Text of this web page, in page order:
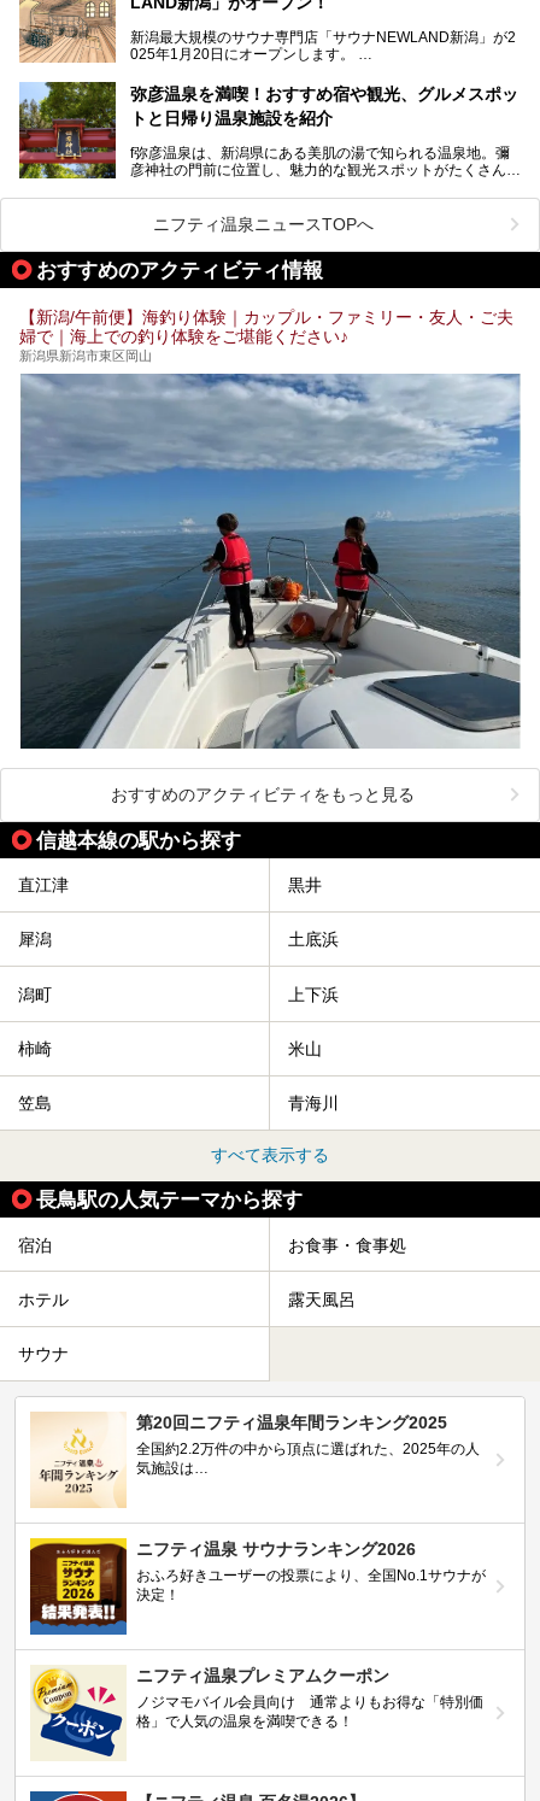
「音浴」とは果たしてどんな体験なのでしょう？とても気に
なお、宿泊した温泉は日帰り入浴もできる秘湯「越後田中温
泉 しなの荘」です。こちらについても詳しく紹介します。
提供元：一般社団法人 雪国観光舎【PR】
す。
新潟最大規模のサウナ専門店「サウナNEWLAND新潟」が2
025年1月20日にオープンします。
街に再び笑顔と賑わいを取り戻し、新たなランドマークとし
て地域活性化を目指します。
サウナ室のテーマは「海賊船」‥⁉ ユニークなサウナ室を
弥彦温泉を満喫！おすすめ宿や観光、グルメスポッ
トと日帰り温泉施設を紹介
f弥彦温泉は、新潟県にある美肌の湯で知られる温泉地。彌
彦神社の門前に位置し、魅力的な観光スポットがたくさんあ
この記事では、弥彦温泉の宿泊に最適なおすすめ宿や、日帰
り施設、グルメスポット、弥彦の自然を堪能できる観光スポ
ットをご紹介します。初めての弥彦温泉旅行を計画している
方に向けて、弥彦温泉の魅力を存分にお伝えしますので、ぜ
ひ参考にしてみてくださいね！
ニフティ温泉ニュースTOPへ
おすすめのアクティビティ情報
【新潟/午前便】海釣り体験｜カップル・ファミリー・友人・ご夫
婦で｜海上での釣り体験をご堪能ください♪
新潟県新潟市東区岡山
おすすめのアクティビティをもっと見る
信越本線の駅から探す
直江津 黒井
犀潟 土底浜
潟町 上下浜
柿崎 米山
笠島 青海川
すべて表示する
長鳥駅の人気テーマから探す
宿泊 お食事・食事処
ホテル 露天風呂
サウナ
第20回ニフティ温泉年間ランキング2025
全国約2.2万件の中から頂点に選ばれた、2025年の人
気施設は…
ニフティ温泉 サウナランキング2026
おふろ好きユーザーの投票により、全国No.1サウナが
決定！
ニフティ温泉プレミアムクーポン
ノジマモバイル会員向け 通常よりもお得な「特別価
格」で人気の温泉を満喫できる！